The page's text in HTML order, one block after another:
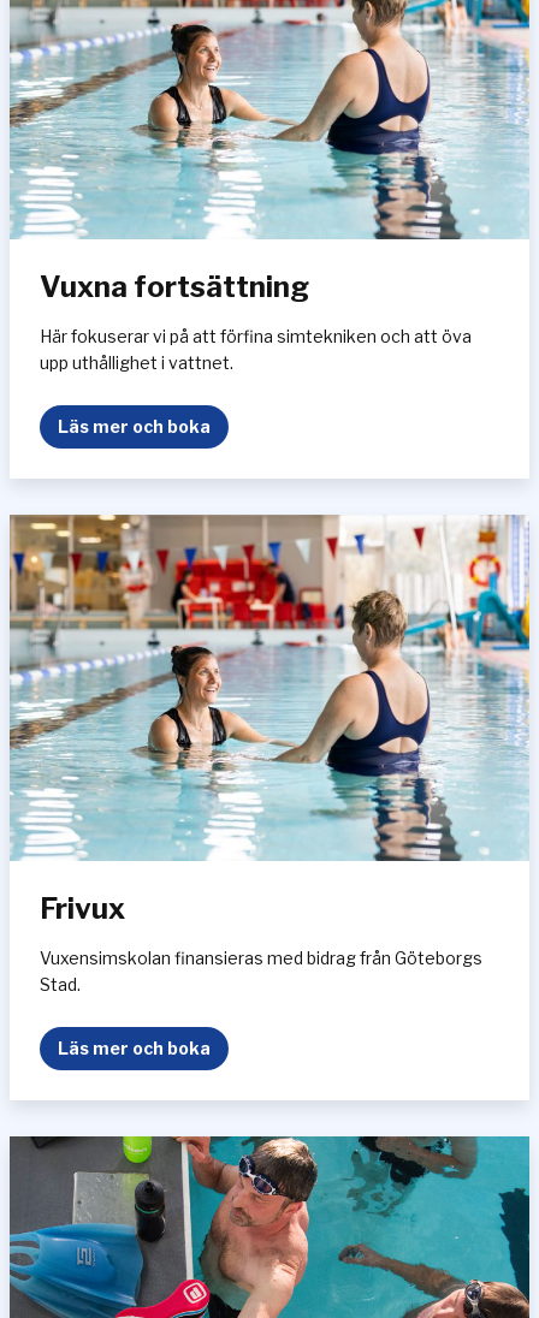
ö
r
j
a
r
e
Vuxna fortsättning
Här fokuserar vi på att förfina simtekniken och att öva
upp uthållighet i vattnet.
Läs mer och boka
u
x
f
o
r
t
s
ä
t
t
n
i
n
g
Frivux
Vuxensimskolan finansieras med bidrag från Göteborgs
Stad.
Läs mer och boka
r
i
u
x